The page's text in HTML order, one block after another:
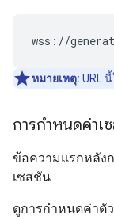
หมายเหตุ: URL
การกำหนดค่าเ
ข้อความแรกหลัง
เซสชัน
ดูการกำหนดค่าตั